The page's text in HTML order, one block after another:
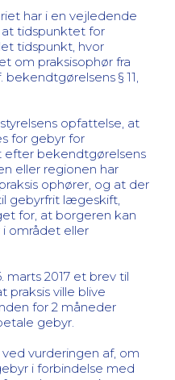
har i en vejledende
at tidspunktet for
tidspunkt, hvor
om praksisophør fra
§ 11,
opfattelse, at
for gebyr for
efter bekendtgørelsens
eller regionen har
ophører, og at der
gebyrfrit lægeskift,
for, at borgeren kan
området eller
marts 2017 et brev til
praksis ville blive
for 2 måneder
gebyr.
vurderingen af, om
i forbindelse med